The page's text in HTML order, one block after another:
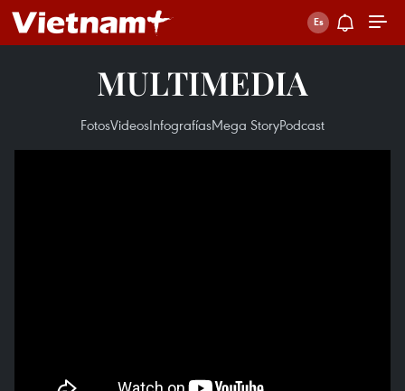
MULTIMEDIA
FotosVideosInfografíasMega StoryPodcast